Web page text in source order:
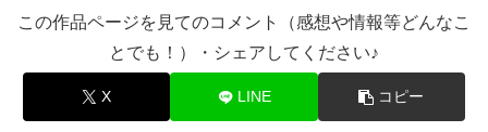
この作品ページを見てのコメント（感想や情報等どんなこ
とでも！）・シェアしてください♪
X LINE コピー